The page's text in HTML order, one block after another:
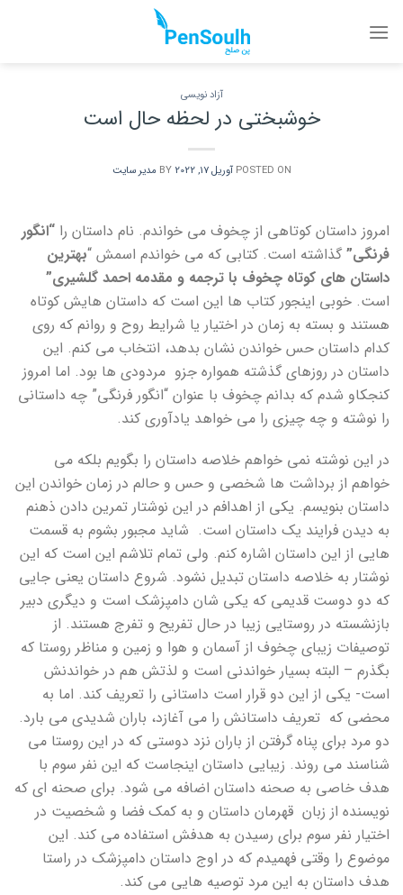
آزاد نویسی
خوشبختی در لحظه حال است
POSTED ON آوریل 17, 2022 BY مدیر سایت
امروز داستان کوتاهی از چخوف می خواندم. نام داستان را “انگور
فرنگی” گذاشته است. کتابی که می خواندم اسمش “بهترین
داستان های کوتاه چخوف با ترجمه و مقدمه احمد گلشیری”
است. خوبی اینجور کتاب ها این است که داستان هایش کوتاه
هستند و بسته به زمان در اختیار یا شرایط روح و روانم که روی
کدام داستان حس خواندن نشان بدهد، انتخاب می کنم. این
داستان در روزهای گذشته همواره جزو مردودی ها بود. اما امروز
کنجکاو شدم که بدانم چخوف با عنوان “انگور فرنگی” چه داستانی
را نوشته و چه چیزی را می خواهد یادآوری کند.
در این نوشته نمی خواهم خلاصه داستان را بگویم بلکه می
خواهم از برداشت ها شخصی و حس و حالم در زمان خواندن این
داستان بنویسم. یکی از اهدافم در این نوشتار تمرین دادن ذهنم
به دیدن فرایند یک داستان است. شاید مجبور بشوم به قسمت
هایی از این داستان اشاره کنم. ولی تمام تلاشم این است که این
نوشتار به خلاصه داستان تبدیل نشود. شروع داستان یعنی جایی
که دو دوست قدیمی که یکی شان دامپزشک است و دیگری دبیر
بازنشسته در روستایی زیبا در حال تفریح و تفرج هستند. از
توصیفات زیبای چخوف از آسمان و هوا و زمین و مناظر روستا که
بگذرم – البته بسیار خواندنی است و لذتش هم در خواندنش
است- یکی از این دو قرار است داستانی را تعریف کند. اما به
محضی که تعریف داستانش را می آغازد، باران شدیدی می بارد.
دو مرد برای پناه گرفتن از باران نزد دوستی که در این روستا می
شناسند می روند. زیبایی داستان اینجاست که این نفر سوم با
هدف خاصی به صحنه داستان اضافه می شود. برای صحنه ای که
نویسنده از زبان قهرمان داستان و به کمک فضا و شخصیت در
اختیار نفر سوم برای رسیدن به هدفش استفاده می کند. این
موضوع را وقتی فهمیدم که در اوج داستان دامپزشک در راستا
هدف داستان به این مرد توصیه هایی می کند.